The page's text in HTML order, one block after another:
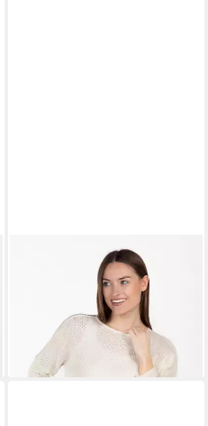
Rundhalspullover
WKN COAST round (1-tlg)
59,99 €